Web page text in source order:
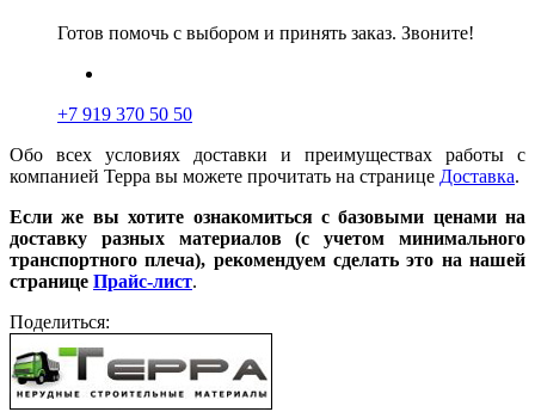
Готов помочь с выбором и принять заказ. Звоните!
+7 919 370 50 50
Обо всех условиях доставки и преимуществах работы с
компанией Терра вы можете прочитать на странице Доставка.
Если же вы хотите ознакомиться с базовыми ценами на
доставку разных материалов (с учетом минимального
транспортного плеча), рекомендуем сделать это на нашей
странице Прайс-лист.
Поделиться: